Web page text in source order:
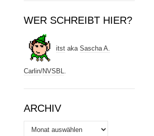
WER SCHREIBT HIER?
itst aka Sascha A.
Carlin/NVSBL.
ARCHIV
Archiv